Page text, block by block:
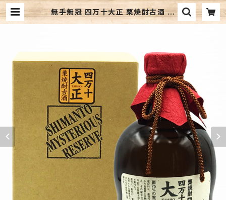
無手無冠 四万十大正 栗焼酎古酒 高
知 無手無冠 焼酎 | 響屋